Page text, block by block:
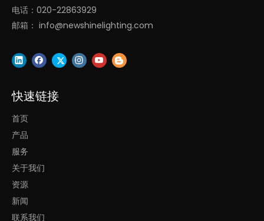
电话：020-22863929
邮箱： info@newshinelighting.com
快速链接
首页
产品
服务
关于我们
资源
新闻
联系我们